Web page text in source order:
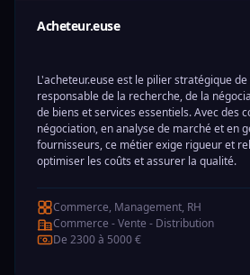
Acheteur.euse
L'acheteur.euse est le pilier stratégique
responsable de la recherche, de la
de biens et services essentiels. Avec des
négociation, en analyse de marché et en
fournisseurs, ce métier exige rigueur et
optimiser les coûts et assurer la qualité.
Commerce, Management, RH
Commerce - Vente - Distribution
De 2300 à 5000 €